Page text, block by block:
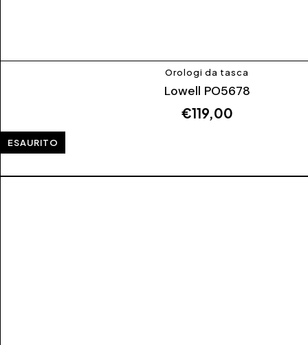
Orologi da tasca
Lowell PO5678
€119,00
ESAURITO